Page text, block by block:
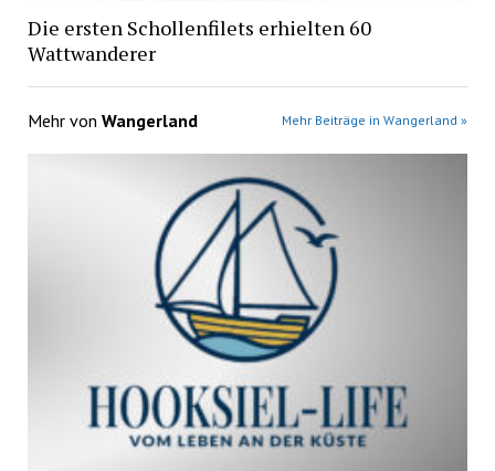
Die ersten Schollenfilets erhielten 60
Wattwanderer
Mehr von Wangerland Mehr Beiträge in Wangerland »